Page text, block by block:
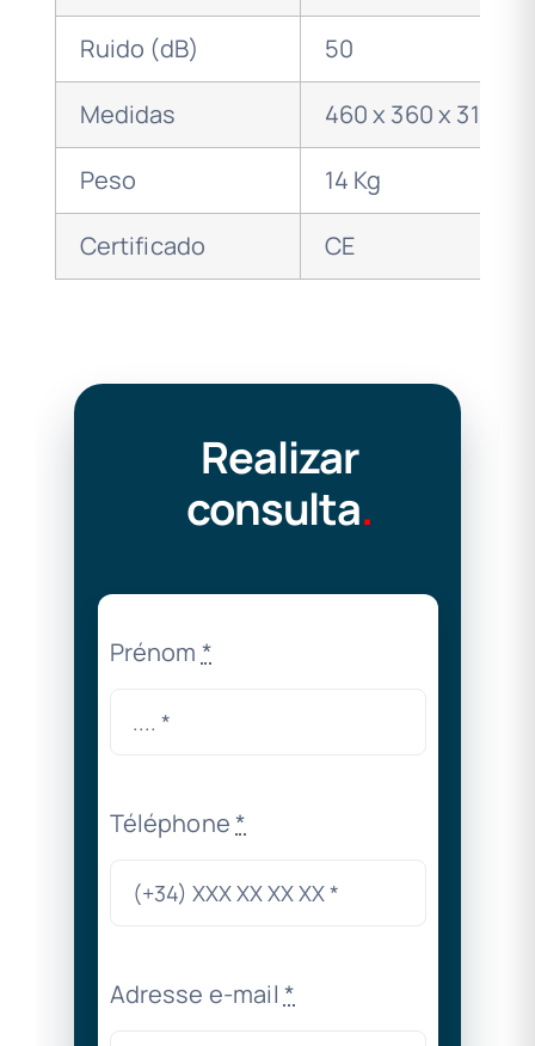
Ruido (dB) 50
Medidas 460 x 360 x 310
Peso 14 Kg
Certificado CE
Realizar
consulta.
Prénom *
Téléphone*
Adresse e-mail *